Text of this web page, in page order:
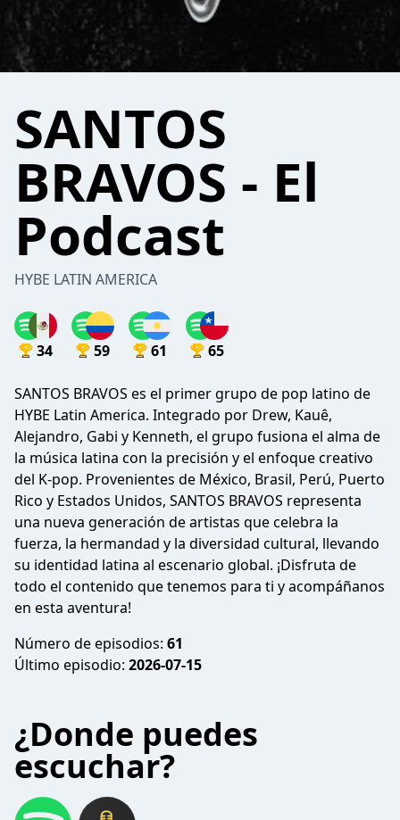
SANTOS
BRAVOS - El
Podcast
HYBE LATIN AMERICA
34 59 61 65
SANTOS BRAVOS es el primer grupo de pop latino de
HYBE Latin America. Integrado por Drew, Kauê,
Alejandro, Gabi y Kenneth, el grupo fusiona el alma de
la música latina con la precisión y el enfoque creativo
del K-pop. Provenientes de México, Brasil, Perú, Puerto
Rico y Estados Unidos, SANTOS BRAVOS representa
una nueva generación de artistas que celebra la
fuerza, la hermandad y la diversidad cultural, llevando
su identidad latina al escenario global. ¡Disfruta de
todo el contenido que tenemos para ti y acompáñanos
en esta aventura!
Número de episodios: 61
Último episodio: 2026-07-15
¿Donde puedes
escuchar?